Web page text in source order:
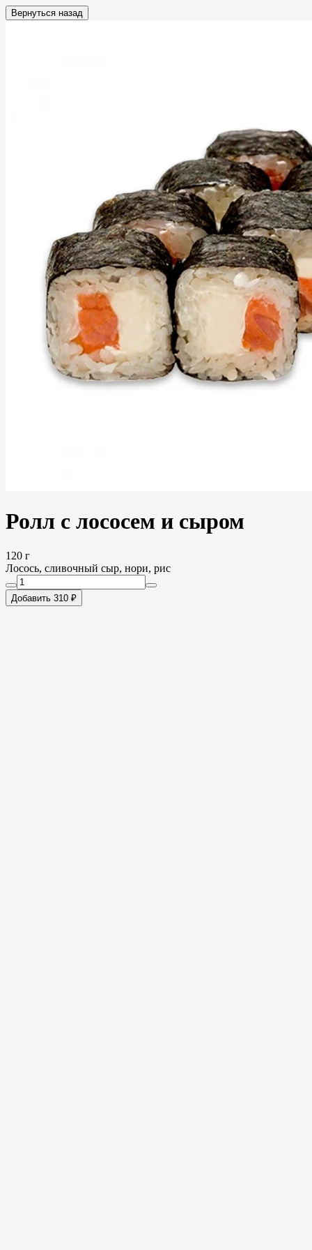
Вернуться назад
Ролл с лососем и сыром
120 г
Лосось, сливочный сыр, нори, рис
Добавить 310 ₽